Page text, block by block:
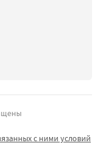
с ними условий